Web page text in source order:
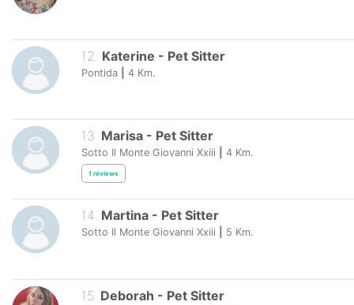
12 Katerine - Pet Sitter
Pontida 4 Km.
13. Marisa - Pet Sitter
Sotto Il Monte Giovanni Xxiii 4 Km.
1 reviews
14. Martina - Pet Sitter
Sotto Il Monte Giovanni Xxiii 5 Km.
15 Deborah - Pet Sitter